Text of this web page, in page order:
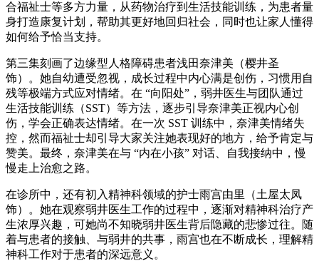
合福祉士等多方力量，从药物治疗到生活技能训练，为患者量
身打造康复计划，帮助其更好地回归社会，同时也让家人懂得
如何给予恰当支持。
第三集刻画了边缘型人格障碍患者浅田奈津美（樱井圣
饰）。她自幼遭受忽视，成长过程中内心满是创伤，习惯用自
残等极端方式应对情绪。在 “向阳处”，弱井医生与团队通过
生活技能训练（SST）等方法，逐步引导奈津美正视内心创
伤，学会正确表达情绪。在一次 SST 训练中，奈津美情绪失
控，然而福祉士却引导大家关注她表现好的地方，给予肯定与
赞美。最终，奈津美在与 “内在小孩” 对话、自我接纳中，慢
慢走上治愈之路。
在诊所中，还有初入精神科领域的护士雨宫由里（土屋太凤
饰）。她在观察弱井医生工作的过程中，逐渐对精神科治疗产
生浓厚兴趣，可她尚不知晓弱井医生背后隐藏的悲惨过往。随
着与患者的接触、与弱井的共事，雨宫也在不断成长，理解精
神科工作对于患者的深远意义。